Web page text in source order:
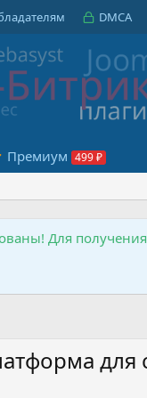
DMCA
Премиум
Для